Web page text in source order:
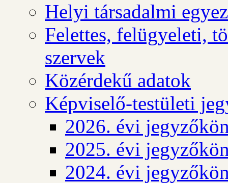
Helyi társadalmi
Felettes, felügyeleti,
szervek
Közérdekű adatok
Képviselő-testületi
2026. évi
2025. évi
2024. évi